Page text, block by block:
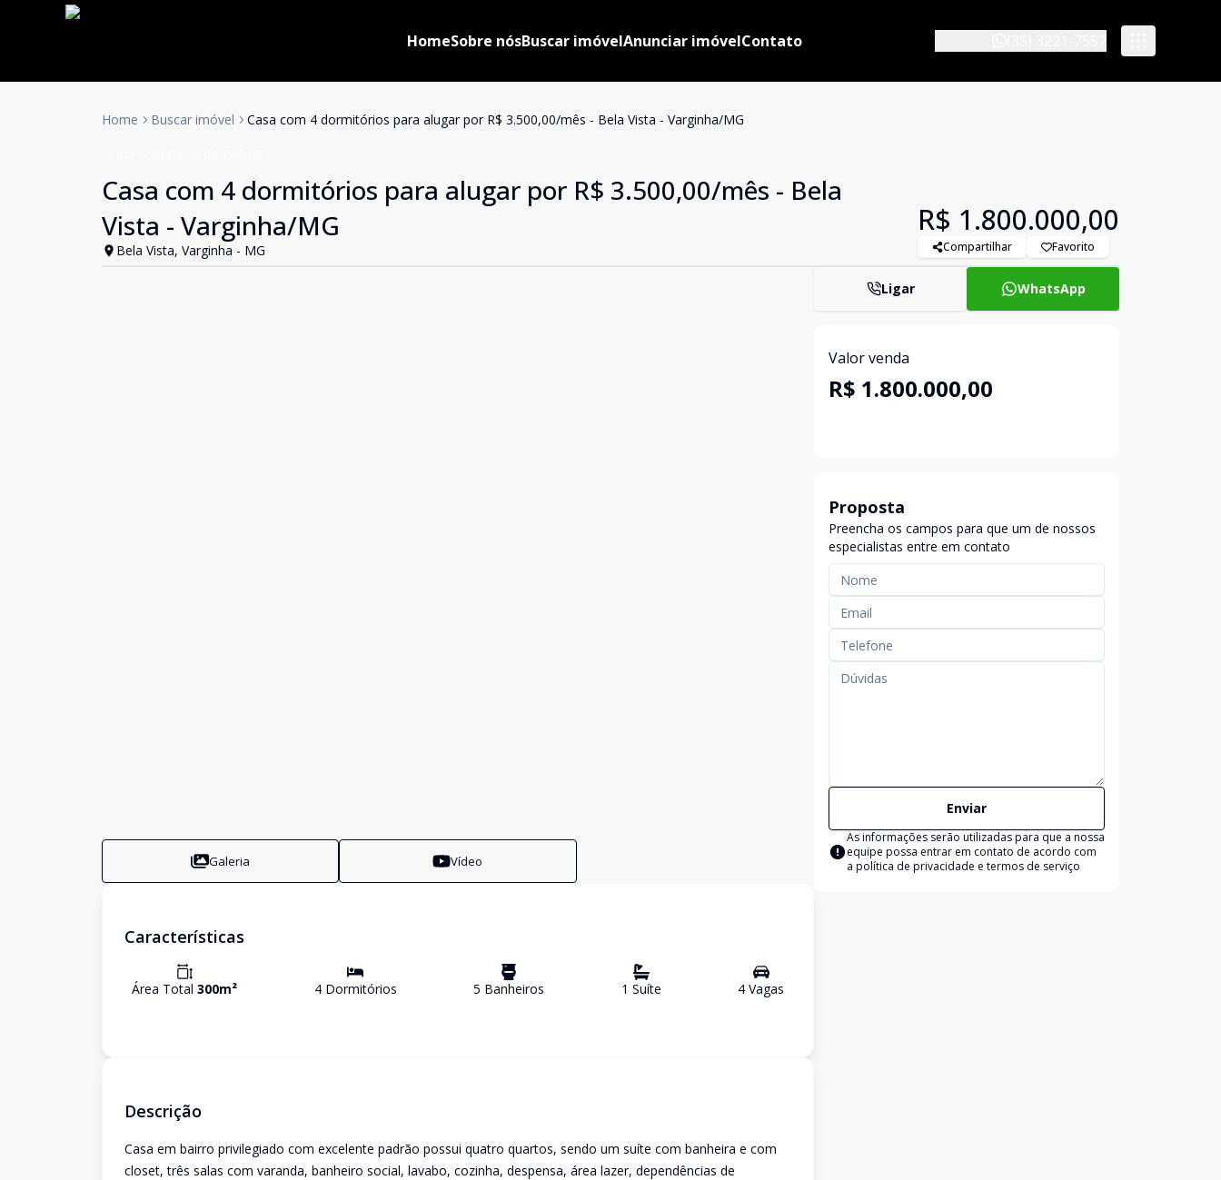
HomeSobre nósBuscar imóvelAnunciar imóvelContato
Home Buscar imóvel Casa com 4 dormitórios para alugar por R$ 3.500,00/mês - Bela Vista - Varginha/MG
Casa com 4 dormitórios para alugar por R$ 3.500,00/mês - Bela
Vista - Varginha/MG
Bela Vista, Varginha - MG
R$ 1.800.000,00
Compartilhar Favorito
Galeria Vídeo
Características
Área Total 300m² 4Dormitórios 5 Banheiros 1 Suíte 4 Vagas
Descrição
Casa em bairro privilegiado com excelente padrão possui quatro quartos, sendo um suíte com banheira e com
closet, três salas com varanda, banheiro social, lavabo, cozinha, despensa, área lazer, dependências de
Ligar WhatsApp
Valor venda
R$ 1.800.000,00
Proposta
Preencha os campos para que um de nossos
especialistas entre em contato
Enviar
As informações serão utilizadas para que a nossa
equipe possa entrar em contato de acordo com
a política de privacidade e termos de serviço